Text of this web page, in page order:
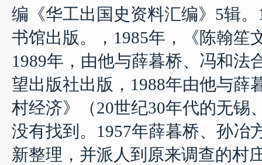
编《华工出国史资料汇编》 5辑。
书馆出版。 ， 1985年，《陈翰笙
1989年， 由他与薛暮桥、冯和法
望出版社出版， 1988年由他与薛
村经济》（20世纪30年代的无锡
没有找到。 1957年薛暮桥、孙冶
新整理，并派人到原来调查的村